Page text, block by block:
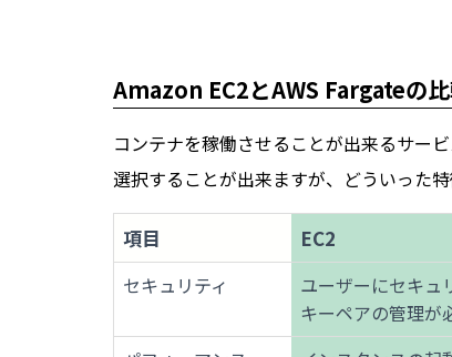
Amazon EC2とAWS Fargateの
コンテナを稼働させることが出来るサー
選択することが出来ますが、どういった
項目 EC2
セキュリティ
ユーザーにセキュ
キーペアの管理が